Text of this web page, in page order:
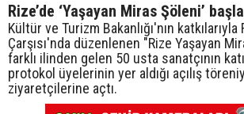
Rize’de ‘Yaşayan Miras Şöleni’
Kültür ve Turizm Bakanlığı'nın katkılarıyla
Çarşısı'nda düzenlenen "Rize Yaşayan
farklı ilinden gelen 50 usta sanatçının
protokol üyelerinin yer aldığı açılış
ziyaretçilerine açtı.